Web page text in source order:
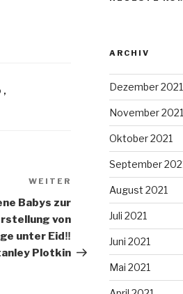
,
Nächster
Beitrag
WEITER
Babys zur
von
unter Eid‼️
Plotkin
ARCHIV
Dezember 2021
November 2021
Oktober 2021
September
August 2021
Juli 2021
Juni 2021
Mai 2021